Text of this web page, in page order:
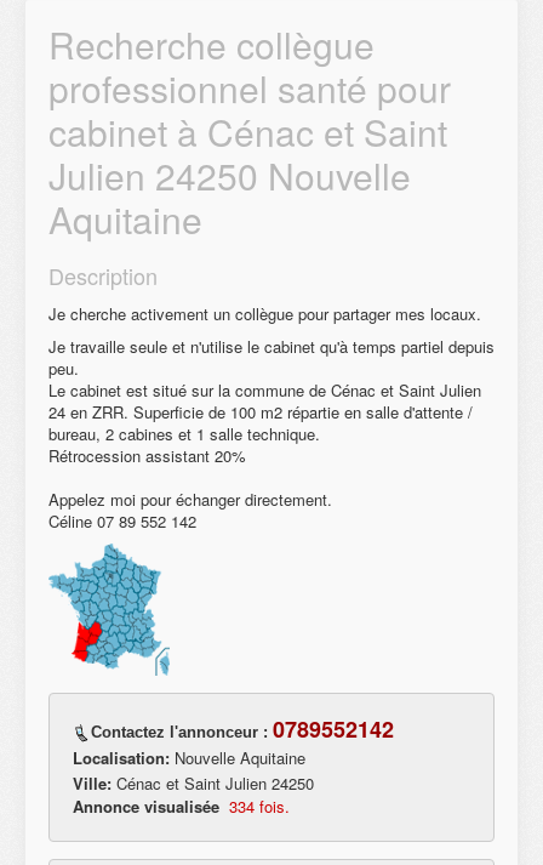
Recherche collègue
professionnel santé pour
cabinet à Cénac et Saint
Julien 24250 Nouvelle
Aquitaine
Description
Je cherche activement un collègue pour partager mes locaux.
Je travaille seule et n'utilise le cabinet qu'à temps partiel depuis
peu.
Le cabinet est situé sur la commune de Cénac et Saint Julien
24 en ZRR. Superficie de 100 m2 répartie en salle d'attente /
bureau, 2 cabines et 1 salle technique.
Rétrocession assistant 20%
Appelez moi pour échanger directement.
Céline 07 89 552 142
Contactez l'annonceur : 0789552142
Localisation: Nouvelle Aquitaine
Ville: Cénac et Saint Julien 24250
Annonce visualisée 334 fois.